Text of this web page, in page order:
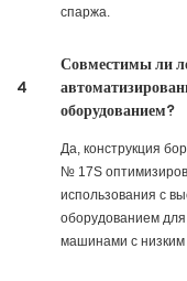
спаржа.
4
Совместимы ли
оборудованием?
Да, конструкция
№ 17S
использования с
оборудованием
машинами с низким